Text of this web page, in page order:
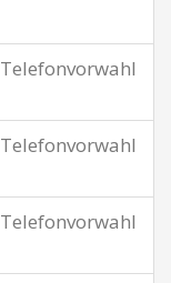
Telefonvorwahl
Telefonvorwahl
Telefonvorwahl